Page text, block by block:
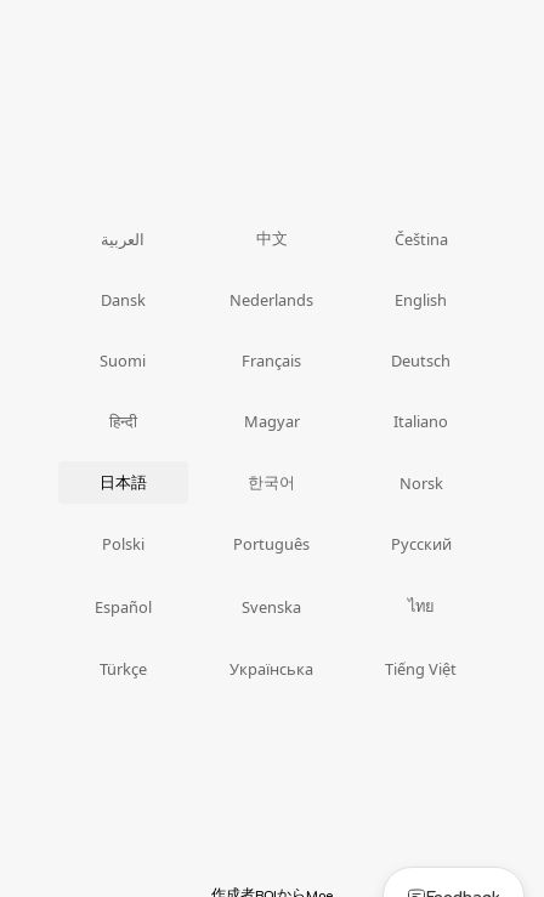
العربية 中文 Čeština
Dansk Nederlands English
Suomi Français Deutsch
हिन्दी Magyar Italiano
日本語 한국어 Norsk
Polski Português Русский
Español Svenska ไทย
Türkçe Українська Tiếng Việt